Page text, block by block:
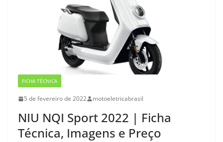
FICHA TÉCNICA
5 de fevereiro de 2022 motoeletricabrasil
NIU NQI Sport 2022 | Ficha
Técnica, Imagens e Preço